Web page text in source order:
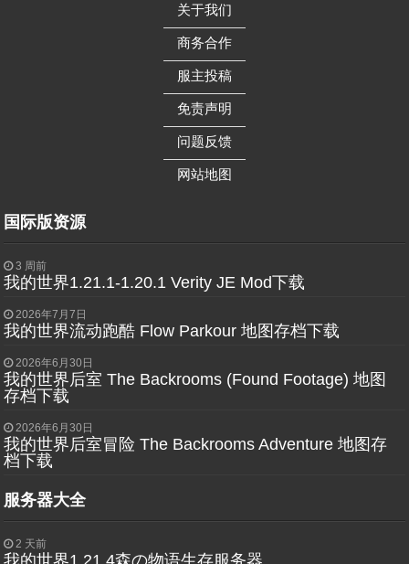
关于我们
——————
商务合作
——————
服主投稿
——————
免责声明
——————
问题反馈
——————
网站地图
国际版资源
3 周前
我的世界1.21.1-1.20.1 Verity JE Mod下载
2026年7月7日
我的世界流动跑酷 Flow Parkour 地图存档下载
2026年6月30日
我的世界后室 The Backrooms (Found Footage) 地图
存档下载
2026年6月30日
我的世界后室冒险 The Backrooms Adventure 地图存
档下载
服务器大全
2 天前
我的世界1.21.4森の物语生存服务器